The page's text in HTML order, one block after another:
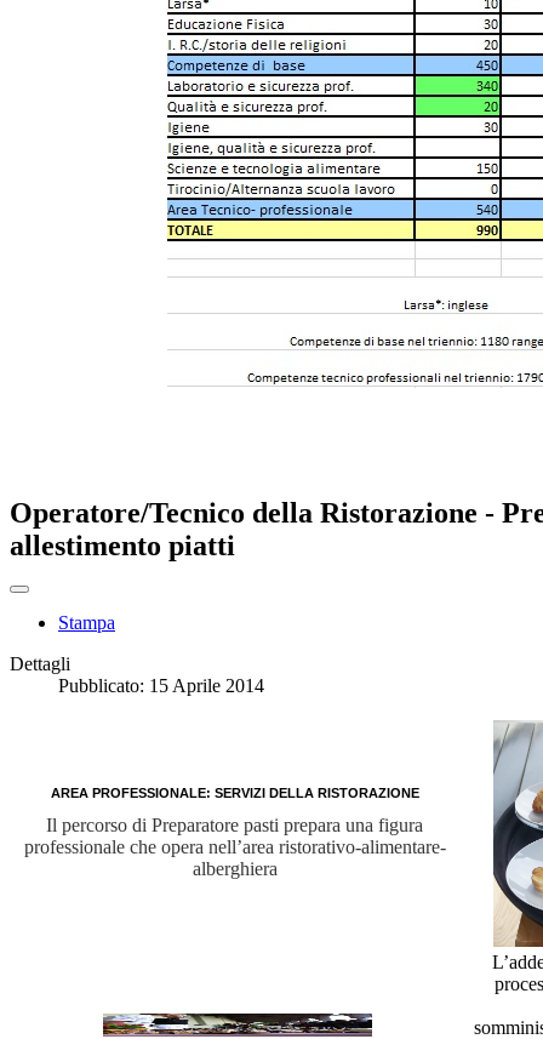
Operatore/Tecnico della Ristorazione -
allestimento piatti
Stampa
Dettagli
Pubblicato: 15 Aprile 2014
AREA PROFESSIONALE: SERVIZI DELLA RISTORAZIONE
Il percorso di Preparatore pasti prepara una figura
professionale che opera nell’area ristorativo-alimentare-
alberghiera